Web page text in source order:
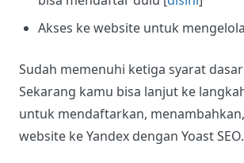
Akses ke website untuk mengelola
Sudah memenuhi ketiga syarat
Sekarang kamu bisa lanjut ke
untuk mendaftarkan,
website ke Yandex dengan Yoast SEO.